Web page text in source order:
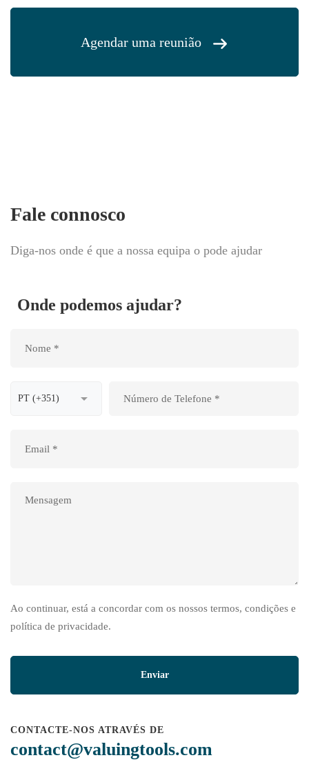
Agendar uma reunião
Fale connosco
Diga-nos onde é que a nossa equipa o pode ajudar
Onde podemos ajudar?
Ao continuar, está a concordar com os nossos termos, condições e
política de privacidade.
CONTACTE-NOS ATRAVÉS DE
contact@valuingtools.com